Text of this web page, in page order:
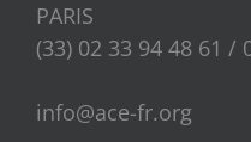
PARIS
(33) 02 33 94 48 61 /
info@ace-fr.org